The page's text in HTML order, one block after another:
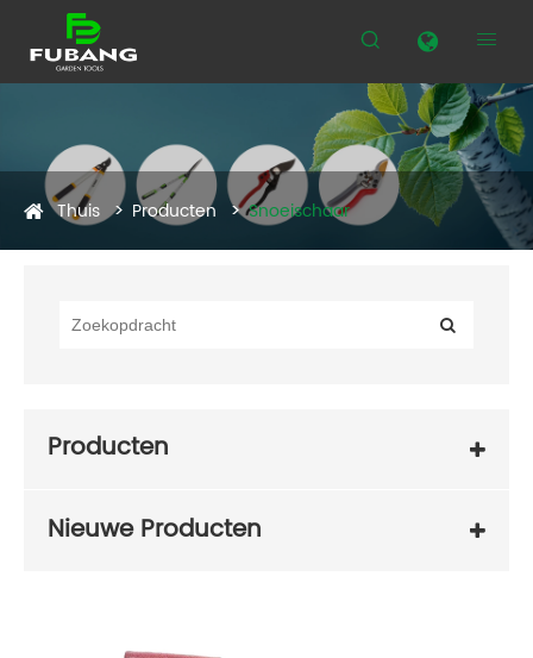
 
Thuis Producten Snoeischaar
Producten
Nieuwe Producten